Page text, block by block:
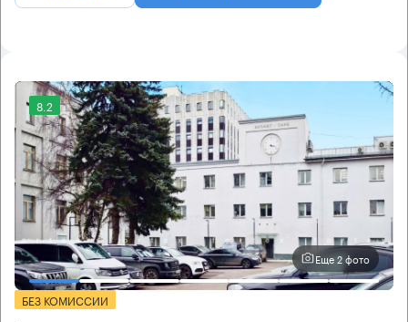
8.2
Еще 2 фото
БЕЗ КОМИССИИ